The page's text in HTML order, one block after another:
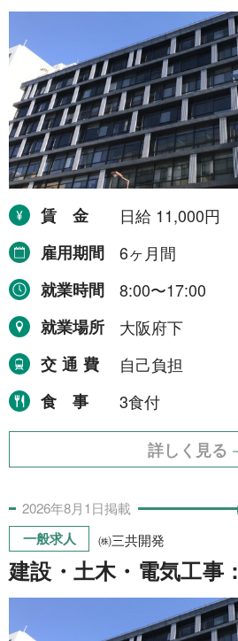
賃金
日給 11,000円
雇用期間
6ヶ月間
就業時間
8:00〜17:00
就業場所
大阪府下
交通費
自己負担
食事
3食付
詳しく見る
2026年8月1日掲載
一般求人 ㈱三共開発
建設・土木・電気工事：